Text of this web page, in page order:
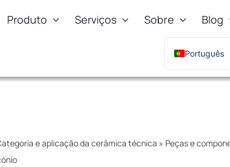
Produto Serviços Sobre Blog
Português
English
e aplicação da cerâmica técnica » Peças e